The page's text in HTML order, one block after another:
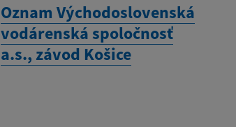
Oznam Východoslovenská
vodárenská spoločnosť
a.s., závod Košice